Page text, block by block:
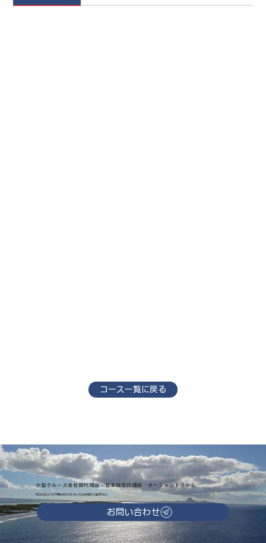
コース一覧に戻る
小型クルーズ会社総代理店・日本地区代理店 オーシャンドリーム
気になることやご不明な点がございましたらお気軽にご連絡下さい。
お問い合わせ